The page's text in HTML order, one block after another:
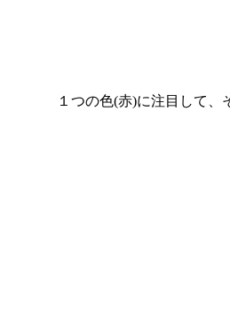
１つの色(赤)に注目して、